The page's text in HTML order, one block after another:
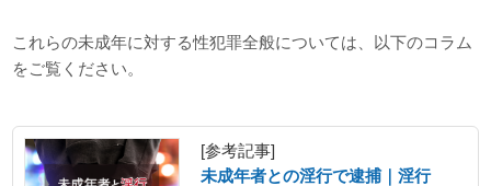
これらの未成年に対する性犯罪全般については、以下のコラム
をご覧ください。
[参考記事]
未成年者との淫行で逮捕｜淫行